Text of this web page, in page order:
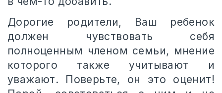
Дорогие родители, Ваш ребенок
должен чувствовать себя
полноценным членом семьи, мнение
которого также учитывают и
уважают. Поверьте, он это оценит!